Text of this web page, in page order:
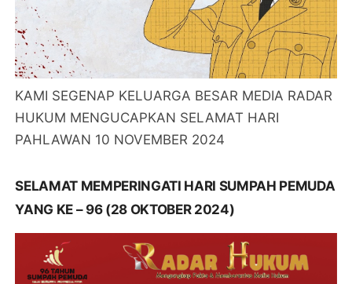
KAMI SEGENAP KELUARGA BESAR MEDIA RADAR
HUKUM MENGUCAPKAN SELAMAT HARI
PAHLAWAN 10 NOVEMBER 2024
SELAMAT MEMPERINGATI HARI SUMPAH PEMUDA
YANG KE – 96 (28 OKTOBER 2024)